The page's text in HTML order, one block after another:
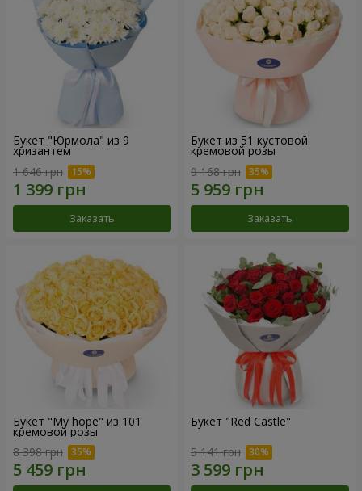
Букет "Юрмола" из 9
хризантем
1 646 грн
Заказать
Букет из 51 кустовой
кремовой розы
9 168 грн
Заказать
Букет "My hope" из 101
кремовой розы
8 398 грн
Букет "Red Castle"
5 141 грн